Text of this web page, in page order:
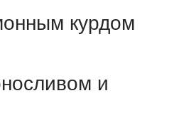
курдом
и